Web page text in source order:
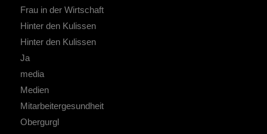
Frau in der Wirtschaft
Hinter den Kulissen
Hinter den Kulissen
Ja
media
Medien
Mitarbeitergesundheit
Obergurgl